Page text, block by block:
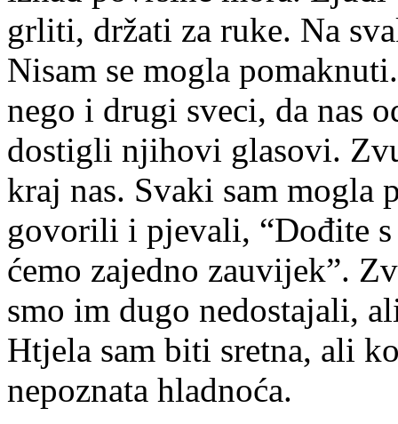
grliti, držati za ruke. Na
Nisam se mogla
nego i drugi sveci, da nas
dostigli njihovi glasovi.
kraj nas. Svaki sam mogla
govorili i pjevali, “Dođite s
ćemo zajedno zauvijek”.
smo im dugo nedostajali,
Htjela sam biti sretna, ali
nepoznata hladnoća.